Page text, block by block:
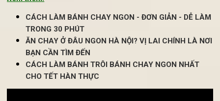
Xem thêm:
CÁCH LÀM BÁNH CHAY NGON - ĐƠN GIẢN - DỄ
TRONG 30 PHÚT
ĂN CHAY Ở ĐÂU NGON HÀ NỘI? VỊ LAI CHÍNH LÀ